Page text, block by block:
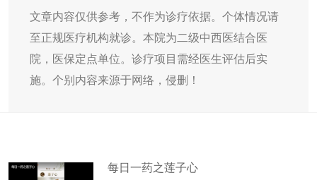
文章内容仅供参考，不作为诊疗依据。个体情况请
至正规医疗机构就诊。本院为二级中西医结合医
院，医保定点单位。诊疗项目需经医生评估后实
施。个别内容来源于网络，侵删！
每日一药之莲子心